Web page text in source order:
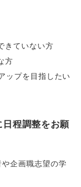
きていない方
方
ップを目指したい
程調整をお願
企画職志望の学